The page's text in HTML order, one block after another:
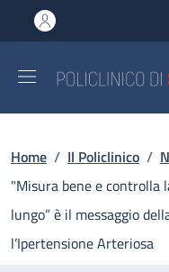
al contenuto principale
to footer content
Briciole di
Home / Il Policlinico /
"Misura bene e controlla
lungo” è il messaggio
l’Ipertensione Arteriosa